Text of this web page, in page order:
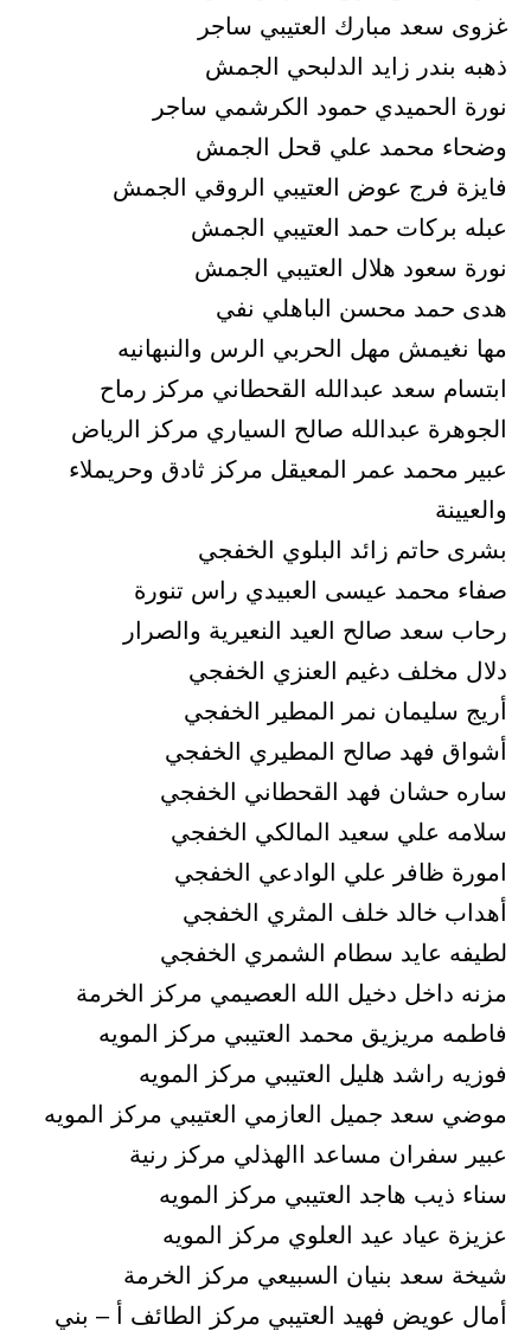
غزوى سعد مبارك العتيبي ساجر
ذهبه بندر زايد الدلبحي الجمش
نورة الحميدي حمود الكرشمي ساجر
وضحاء محمد علي قحل الجمش
فايزة فرج عوض العتيبي الروقي الجمش
عبله بركات حمد العتيبي الجمش
نورة سعود هلال العتيبي الجمش
هدى حمد محسن الباهلي نفي
مها نغيمش مهل الحربي الرس والنبهانيه
ابتسام سعد عبدالله القحطاني مركز رماح
الجوهرة عبدالله صالح السياري مركز الرياض
عبير محمد عمر المعيقل مركز ثادق وحريملاء
والعيينة
بشرى حاتم زائد البلوي الخفجي
صفاء محمد عيسى العبيدي راس تنورة
رحاب سعد صالح العيد النعيرية والصرار
دلال مخلف دغيم العنزي الخفجي
أريج سليمان نمر المطير الخفجي
أشواق فهد صالح المطيري الخفجي
ساره حشان فهد القحطاني الخفجي
سلامه علي سعيد المالكي الخفجي
امورة ظافر علي الوادعي الخفجي
أهداب خالد خلف المثري الخفجي
لطيفه عايد سطام الشمري الخفجي
مزنه داخل دخيل الله العصيمي مركز الخرمة
فاطمه مريزيق محمد العتيبي مركز المويه
فوزيه راشد هليل العتيبي مركز المويه
موضي سعد جميل العازمي العتيبي مركز المويه
عبير سفران مساعد االهذلي مركز رنية
سناء ذيب هاجد العتيبي مركز المويه
عزيزة عياد عيد العلوي مركز المويه
شيخة سعد بنيان السبيعي مركز الخرمة
أمال عويض فهيد العتيبي مركز الطائف أ – بني